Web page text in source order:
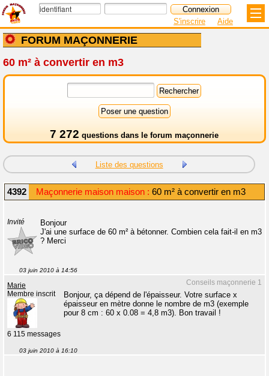
FORUM MAÇONNERIE
S'inscrire Aide
60 m² à convertir en m3
7 272 questions dans le forum maçonnerie
Liste des questions
4392 Maçonnerie maison maison : 60 m² à convertir en m3
Invité
Bonjour
J'ai une surface de 60 m² à bétonner. Combien cela fait-il en m3
? Merci
03 juin 2010 à 14:56
Conseils maçonnerie 1
Marie
Membre inscrit
6 115 messages
Bonjour, ça dépend de l'épaisseur. Votre surface x
épaisseur en mètre donne le nombre de m3 (exemple
pour 8 cm : 60 x 0.08 = 4,8 m3). Bon travail !
03 juin 2010 à 16:10